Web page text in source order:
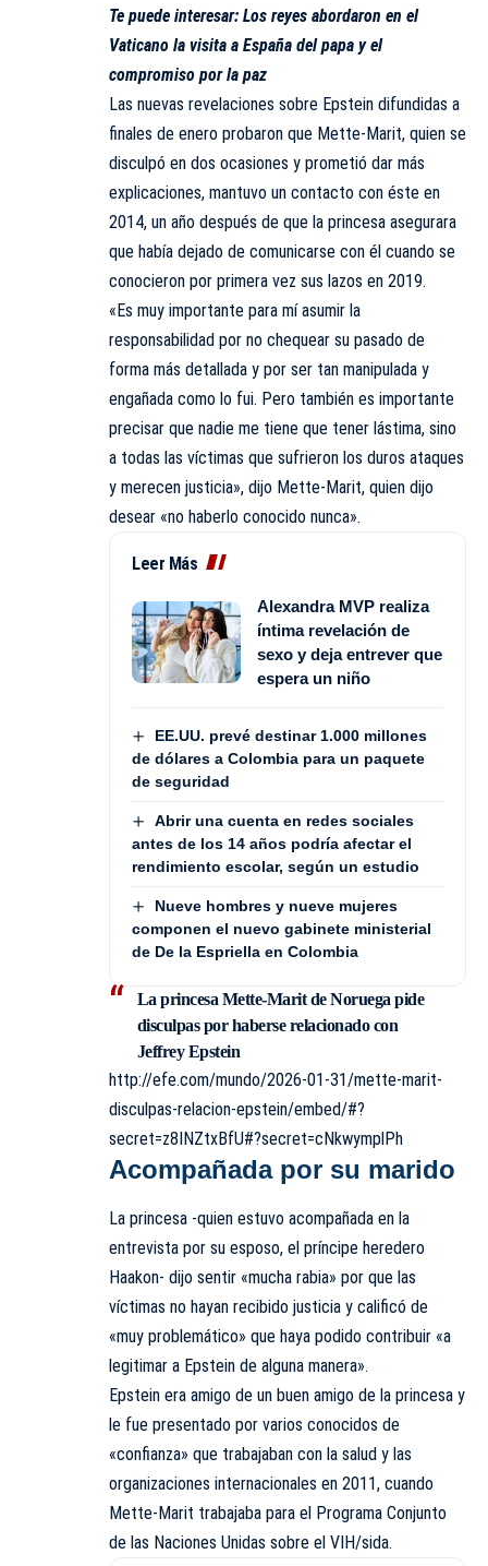
Te puede interesar: Los reyes abordaron en el
Vaticano la visita a España del papa y el
compromiso por la paz
Las nuevas revelaciones sobre Epstein difundidas a
finales de enero probaron que Mette-Marit, quien se
disculpó en dos ocasiones y prometió dar más
explicaciones, mantuvo un contacto con éste en
2014, un año después de que la princesa asegurara
que había dejado de comunicarse con él cuando se
conocieron por primera vez sus lazos en 2019.
«Es muy importante para mí asumir la
responsabilidad por no chequear su pasado de
forma más detallada y por ser tan manipulada y
engañada como lo fui. Pero también es importante
precisar que nadie me tiene que tener lástima, sino
a todas las víctimas que sufrieron los duros ataques
y merecen justicia», dijo Mette-Marit, quien dijo
desear «no haberlo conocido nunca».
Leer Más
Alexandra MVP realiza
íntima revelación de
sexo y deja entrever que
espera un niño
EE.UU. prevé destinar 1.000 millones
de dólares a Colombia para un paquete
de seguridad
Abrir una cuenta en redes sociales
antes de los 14 años podría afectar el
rendimiento escolar, según un estudio
Nueve hombres y nueve mujeres
componen el nuevo gabinete ministerial
de De la Espriella en Colombia
La princesa Mette-Marit de Noruega pide
disculpas por haberse relacionado con
Jeffrey Epstein
http://efe.com/mundo/2026-01-31/mette-marit-
disculpas-relacion-epstein/embed/#?
secret=z8INZtxBfU#?secret=cNkwymplPh
Acompañada por su marido
La princesa -quien estuvo acompañada en la
entrevista por su esposo, el príncipe heredero
Haakon- dijo sentir «mucha rabia» por que las
víctimas no hayan recibido justicia y calificó de
«muy problemático» que haya podido contribuir «a
legitimar a Epstein de alguna manera».
Epstein era amigo de un buen amigo de la princesa y
le fue presentado por varios conocidos de
«confianza» que trabajaban con la salud y las
organizaciones internacionales en 2011, cuando
Mette-Marit trabajaba para el Programa Conjunto
de las Naciones Unidas sobre el VIH/sida.